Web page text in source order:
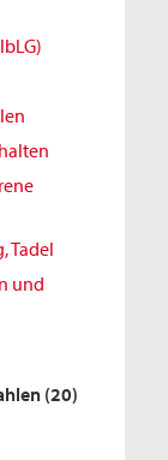
Tadel
und
(20)